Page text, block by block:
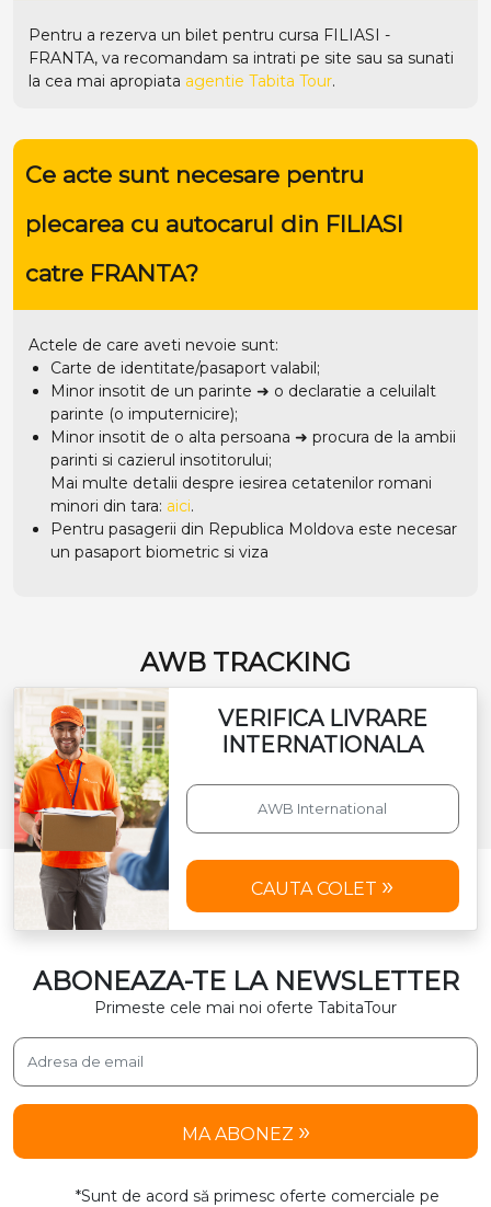
Pentru a rezerva un bilet pentru cursa FILIASI -
FRANTA, va recomandam sa intrati pe site sau sa sunati
la cea mai apropiata agentie Tabita Tour.
Ce acte sunt necesare pentru
plecarea cu autocarul din FILIASI
catre FRANTA?
Actele de care aveti nevoie sunt:
Carte de identitate/pasaport valabil;
Minor insotit de un parinte ➜ o declaratie a celuilalt
parinte (o imputernicire);
Minor insotit de o alta persoana ➜ procura de la ambii
parinti si cazierul insotitorului;
Mai multe detalii despre iesirea cetatenilor romani
minori din tara: aici.
Pentru pasagerii din Republica Moldova este necesar
un pasaport biometric si viza
AWB TRACKING
VERIFICA LIVRARE
INTERNATIONALA
CAUTA COLET
ABONEAZA-TE LA NEWSLETTER
Primeste cele mai noi oferte TabitaTour
MA ABONEZ
*Sunt de acord să primesc oferte comerciale pe